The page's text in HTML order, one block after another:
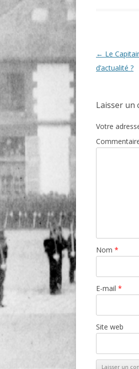
Navigation
des
← Le
d’actualité ?
Laisser un
Votre
Nom *
E-mail *
Site web